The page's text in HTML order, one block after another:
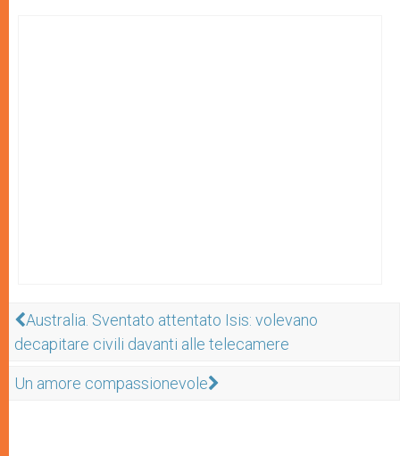
Australia. Sventato attentato Isis: volevano
decapitare civili davanti alle telecamere
Un amore compassionevole